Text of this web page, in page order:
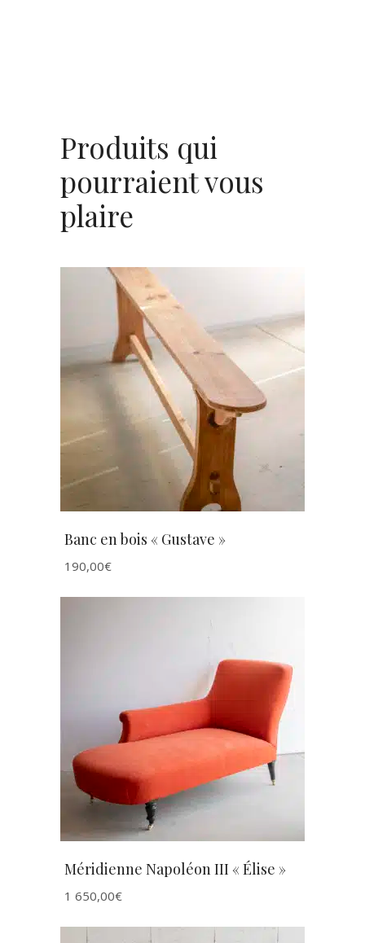
Produits qui
pourraient vous
plaire
AJOUTER AU PANIER
Banc en bois « Gustave »
190,00€
AJOUTER AU PANIER
Méridienne Napoléon III « Élise »
1 650,00€